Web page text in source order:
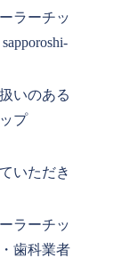
ラーチッ
いのある
プ
いただき
ラーチッ
歯科業者